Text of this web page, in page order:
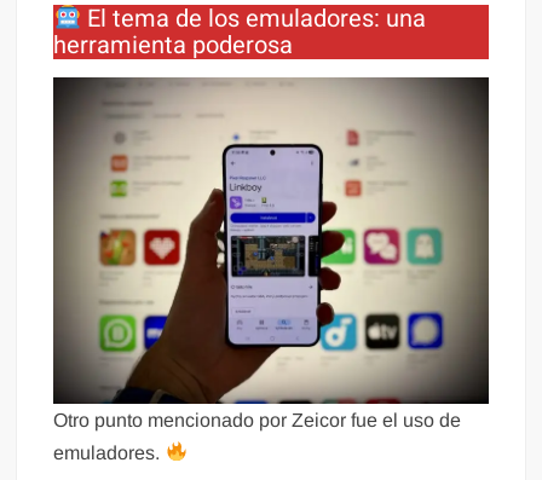
El tema de los emuladores: una
herramienta poderosa
Otro punto mencionado por Zeicor fue el uso de
emuladores.